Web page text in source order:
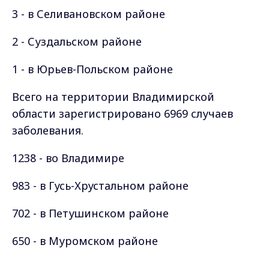
3 - в Селивановском районе
2 - Суздальском районе
1 - в Юрьев-Польском районе
Всего на территории Владимирской
области зарегистрировано 6969 случаев
заболевания.
1238 - во Владимире
983 - в Гусь-Хрустальном районе
702 - в Петушинском районе
650 - в Муромском районе